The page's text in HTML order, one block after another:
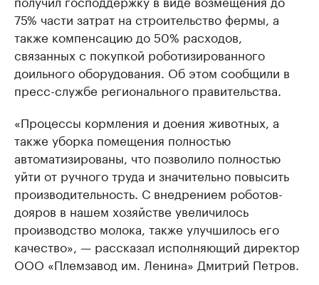
75% части затрат на строительство фермы, а
также компенсацию до 50% расходов,
связанных с покупкой роботизированного
доильного оборудования. Об этом сообщили в
пресс-службе регионального правительства.
«Процессы кормления и доения животных, а
также уборка помещения полностью
автоматизированы, что позволило полностью
уйти от ручного труда и значительно повысить
производительность. С внедрением роботов-
дояров в нашем хозяйстве увеличилось
производство молока, также улучшилось его
качество», — рассказал исполняющий директор
ООО «Племзавод им. Ленина» Дмитрий Петров.